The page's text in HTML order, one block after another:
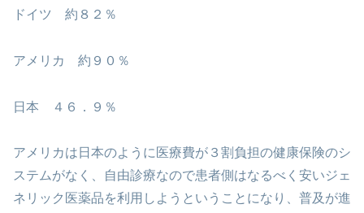
ドイツ 約８２％
アメリカ 約９０％
日本 ４６．９％
アメリカは日本のように医療費が３割負担の健康保険のシ
ステムがなく、自由診療なので患者側はなるべく安いジェ
ネリック医薬品を利用しようということになり、普及が進